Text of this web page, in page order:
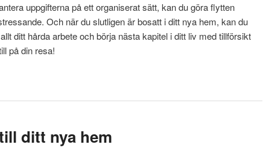
uppgifterna på ett organiserat sätt, kan du göra flytten
Och när du slutligen är bosatt i ditt nya hem, kan du
ditt hårda arbete och börja nästa kapitel i ditt liv med tillförsikt
på din resa!
ditt nya hem